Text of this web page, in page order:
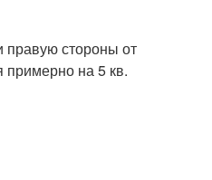
стороны от
примерно на 5 кв.